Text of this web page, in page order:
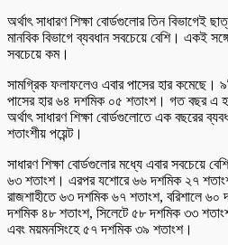
অর্থাৎ সাধারণ শিক্ষা বোর্ডগুলোর তিন বিভাগেই
মানবিক বিভাগে ব্যবধান সবচেয়ে বেশি। একই
সবচেয়ে কম।
সামগ্রিক ফলাফলেও এবার পাসের হার কমেছে।
পাসের হার ৬৪ দশমিক ০৫ শতাংশ। গত বছর এ
অর্থাৎ সাধারণ শিক্ষা বোর্ডগুলোতে এক বছরের
শতাংশীয় পয়েন্ট।
সাধারণ শিক্ষা বোর্ডগুলোর মধ্যে এবার সবচেয়ে
৬৩ শতাংশ। এরপর যশোরে ৬৬ দশমিক ২৭
রাজশাহীতে ৬৩ দশমিক ৬৭ শতাংশ, বরিশালে ৬০
দশমিক ৪৮ শতাংশ, সিলেটে ৫৮ দশমিক ৩৩
এবং ময়মনসিংহে ৫৭ দশমিক ৩৯ শতাংশ।